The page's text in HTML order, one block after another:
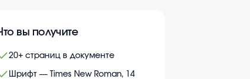
вы получите
20+ страниц в документе
Шрифт — Times New Roman, 14